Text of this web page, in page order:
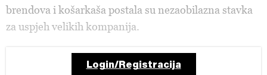
brendova i košarkaša postala su nezaobilazna stavka
za uspjeh velikih kompanija.
Login/Registracija